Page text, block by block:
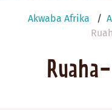
Akwaba Afrika